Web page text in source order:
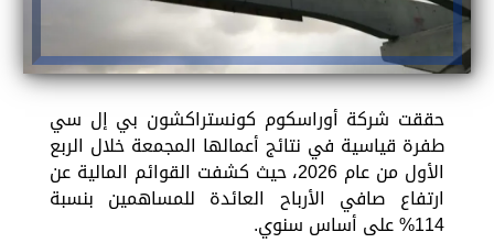
حققت شركة أوراسكوم كونستراكشون بي إل سي
طفرة قياسية في نتائج أعمالها المجمعة خلال الربع
الأول من عام 2026، حيث كشفت القوائم المالية عن
ارتفاع صافي الأرباح العائدة للمساهمين بنسبة
114% على أساس سنوي.